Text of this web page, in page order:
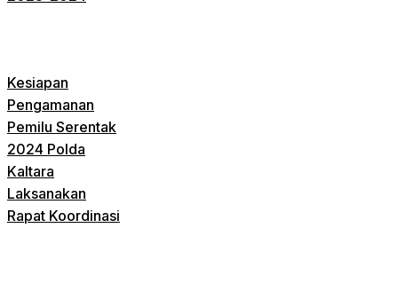
Kesiapan
Pengamanan
Pemilu Serentak
2024 Polda
Kaltara
Laksanakan
Rapat Koordinasi